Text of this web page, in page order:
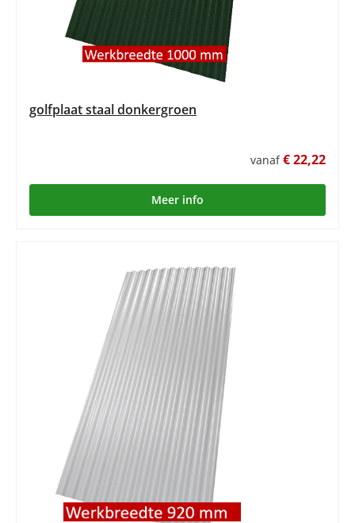
golfplaat staal donkergroen
vanaf€ 22,22
Meer info